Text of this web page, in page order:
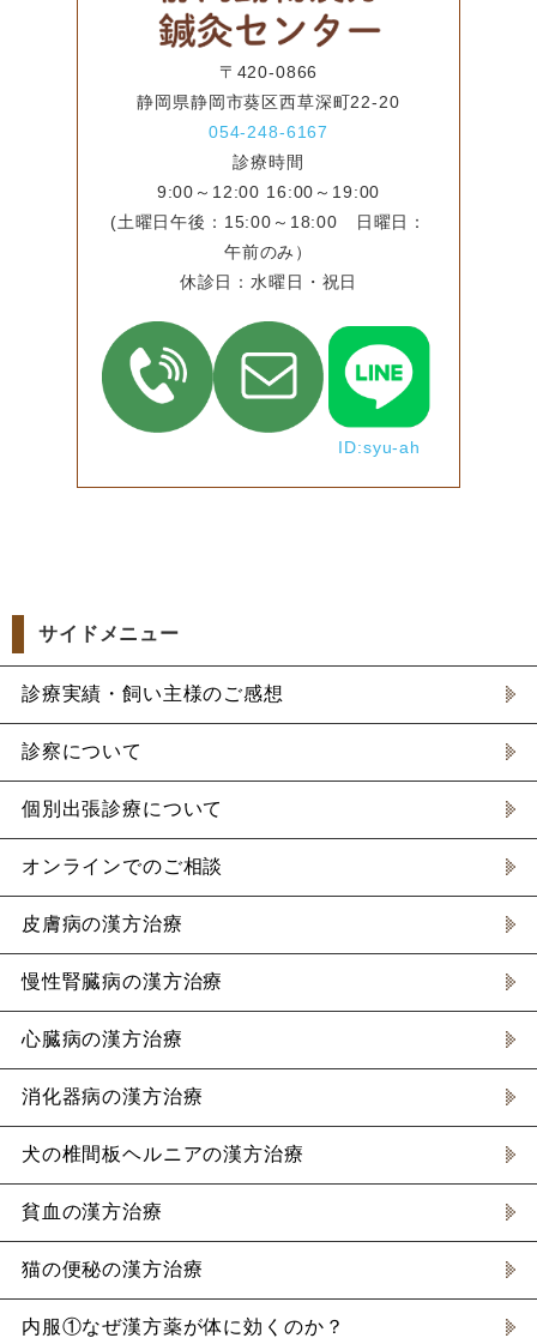
〒420-0866
静岡県静岡市葵区西草深町22-20
054-248-6167
診療時間
9:00～12:00 16:00～19:00
(土曜日午後：15:00～18:00 日曜日：
午前のみ）
休診日：水曜日・祝日
ID:syu-ah
サイドメニュー
診療実績・飼い主様のご感想
診察について
個別出張診療について
オンラインでのご相談
皮膚病の漢方治療
慢性腎臓病の漢方治療
心臓病の漢方治療
消化器病の漢方治療
犬の椎間板ヘルニアの漢方治療
貧血の漢方治療
猫の便秘の漢方治療
内服①なぜ漢方薬が体に効くのか？